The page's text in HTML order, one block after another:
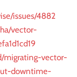
issues/4882
vector-
migrating-vector-
downtime-